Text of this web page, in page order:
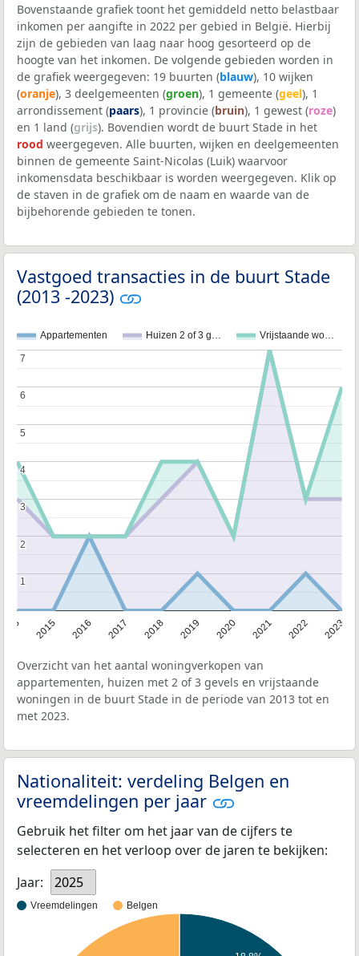
Bovenstaande grafiek toont het gemiddeld netto belastbaar
inkomen per aangifte in 2022 per gebied in België. Hierbij
zijn de gebieden van laag naar hoog gesorteerd op de
hoogte van het inkomen. De volgende gebieden worden in
de grafiek weergegeven: 19 buurten (blauw), 10 wijken
(oranje), 3 deelgemeenten (groen), 1 gemeente (geel), 1
arrondissement (paars), 1 provincie (bruin), 1 gewest (roze)
en 1 land (grijs). Bovendien wordt de buurt Stade in het
rood weergegeven. Alle buurten, wijken en deelgemeenten
binnen de gemeente Saint-Nicolas (Luik) waarvoor
inkomensdata beschikbaar is worden weergegeven. Klik op
de staven in de grafiek om de naam en waarde van de
bijbehorende gebieden te tonen.
Vastgoed transacties in de buurt Stade
(2013 -2023)
Appartementen Huizen 2 of 3 g… Vrijstaande wo…
2015 2016 2017 2018 2019 2020 2021 2022 2023
1
1
2
2
3
3
4
4
5
5
6
6
7
7
Overzicht van het aantal woningverkopen van
appartementen, huizen met 2 of 3 gevels en vrijstaande
woningen in de buurt Stade in de periode van 2013 tot en
met 2023.
Nationaliteit: verdeling Belgen en
vreemdelingen per jaar
Gebruik het filter om het jaar van de cijfers te
selecteren en het verloop over de jaren te bekijken:
Jaar:
2025
Vreemdelingen Belgen